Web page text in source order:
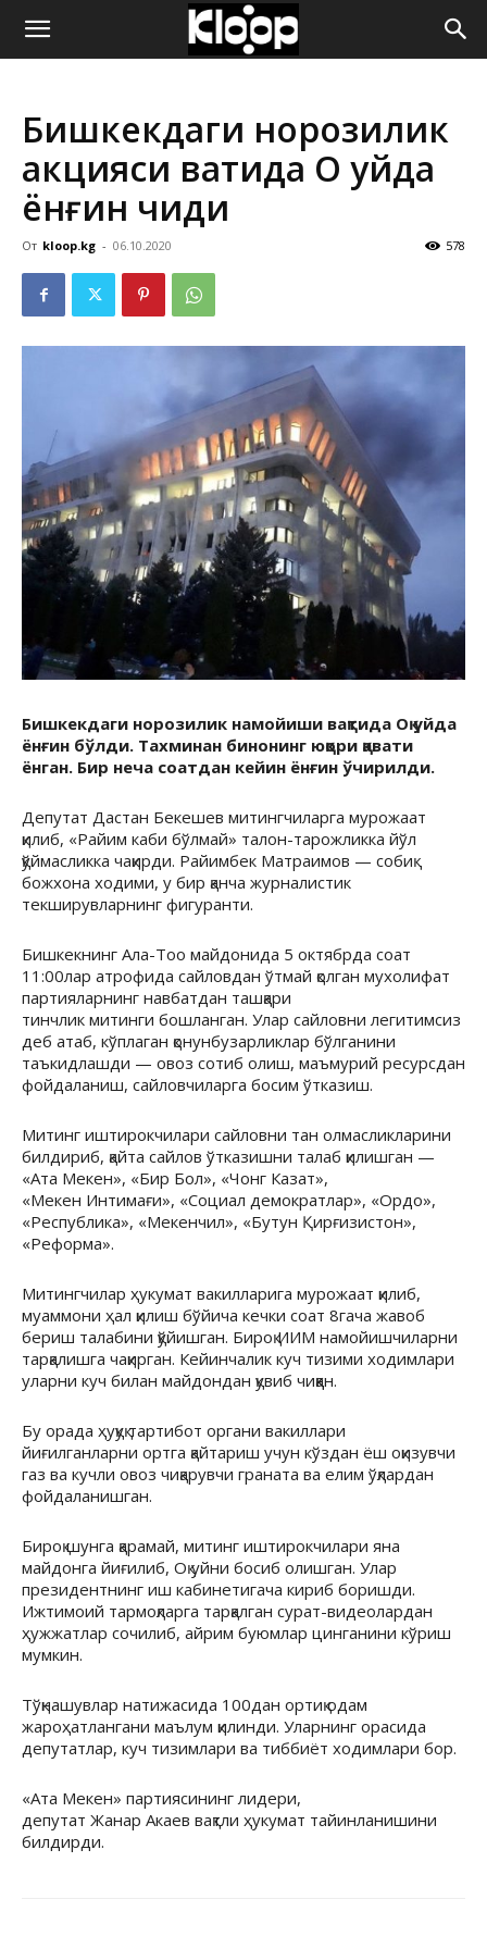
ҚИРҒИЗИСТОН
ЯНГИЛИКЛАРИ
Бишкекдаги норозилик
акцияси вақтида Оқ уйда
ёнғин чиқди
От kloop.kg - 06.10.2020 578
Бишкекдаги норозилик намойиши вақтида Оқ уйда
ёнғин бўлди. Тахминан бинонинг юқори қавати
ёнган. Бир неча соатдан кейин ёнғин ўчирилди.
Депутат Дастан Бекешев митингчиларга мурожаат
қилиб, «Райим каби бўлмай» талон-тарожликка йўл
қўймасликка чақирди. Райимбек Матраимов — собиқ
божхона ходими, у бир қанча журналистик
текширувларнинг фигуранти.
Бишкекнинг Ала-Тоо майдонида 5 октябрда соат
11:00лар атрофида сайловдан ўтмай қолган мухолифат
партияларнинг навбатдан ташқари
тинчлик митинги бошланган. Улар сайловни легитимсиз
деб атаб, кўплаган қонунбузарликлар бўлганини
таъкидлашди — овоз сотиб олиш, маъмурий ресурсдан
фойдаланиш, сайловчиларга босим ўтказиш.
Митинг иштирокчилари сайловни тан олмасликларини
билдириб, қайта сайлов ўтказишни талаб қилишган —
«Ата Мекен», «Бир Бол», «Чонг Казат»,
«Мекен Интимағи», «Социал демократлар», «Ордо»,
«Республика», «Мекенчил», «Бутун Қирғизистон»,
«Реформа».
Митингчилар ҳукумат вакилларига мурожаат қилиб,
муаммони ҳал қилиш бўйича кечки соат 8гача жавоб
бериш талабини қўйишган. Бироқ ИИМ намойишчиларни
тарқалишга чақирган. Кейинчалик куч тизими ходимлари
уларни куч билан майдондан қувиб чиққан.
Бу орада ҳуқуқ тартибот органи вакиллари
йиғилганларни ортга қайтариш учун кўздан ёш оқизувчи
газ ва кучли овоз чиқарувчи граната ва елим ўқлардан
фойдаланишган.
Бироқ шунга қарамай, митинг иштирокчилари яна
майдонга йиғилиб, Оқ уйни босиб олишган. Улар
президентнинг иш кабинетигача кириб боришди.
Ижтимоий тармоқларга тарқалган сурат-видеолардан
ҳужжатлар сочилиб, айрим буюмлар цинганини кўриш
мумкин.
Тўқнашувлар натижасида 100дан ортиқ одам
жароҳатлангани маълум қилинди. Уларнинг орасида
депутатлар, куч тизимлари ва тиббиёт ходимлари бор.
«Ата Мекен» партиясининг лидери,
депутат Жанар Акаев вақтли ҳукумат тайинланишини
билдирди.